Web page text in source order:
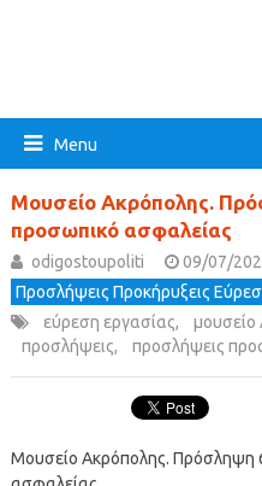
Menu
Μουσείο Ακρόπολης.
προσωπικό ασφαλείας
odigostoupoliti
09/07/
Προσλήψεις Προκήρυξεις
εύρεση εργασίας, μουσείο
προσλήψεις, προσλήψεις
Μουσείο Ακρόπολης.